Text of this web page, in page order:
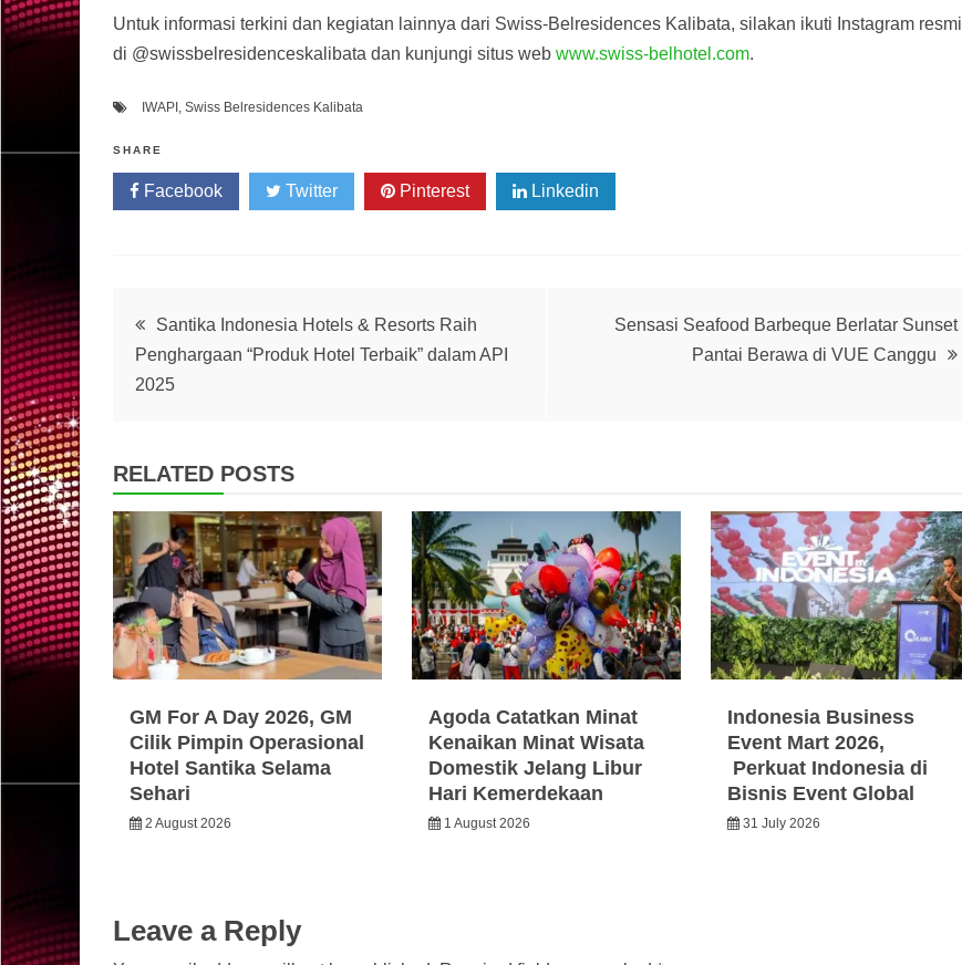
Untuk informasi terkini dan kegiatan lainnya dari Swiss-Belresidences Kalibata, silakan ikuti Instagram resmi
di @swissbelresidenceskalibata dan kunjungi situs web www.swiss-belhotel.com.
IWAPI Swiss Belresidences Kalibata
SHARE
Facebook Twitter Pinterest Linkedin
Post
navigation
Santika Indonesia Hotels & Resorts Raih
Penghargaan “Produk Hotel Terbaik” dalam API
2025
Sensasi Seafood Barbeque Berlatar Sunset
Pantai Berawa di VUE Canggu
RELATED POSTS
GM For A Day 2026, GM
Cilik Pimpin Operasional
Hotel Santika Selama
Sehari
2 August 2026
Agoda Catatkan Minat
Kenaikan Minat Wisata
Domestik Jelang Libur
Hari Kemerdekaan
1 August 2026
Indonesia Business
Event Mart 2026,
Perkuat Indonesia di
Bisnis Event Global
31 July 2026
Leave a Reply